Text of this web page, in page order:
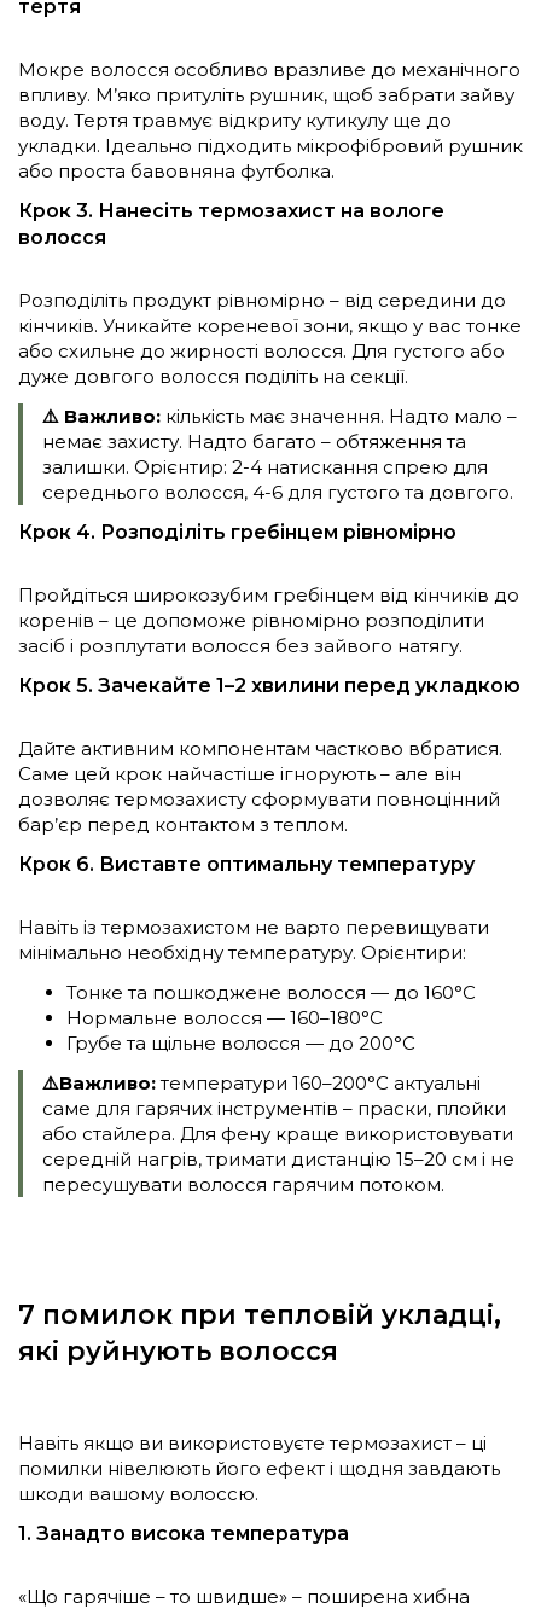
тертя
Мокре волосся особливо вразливе до механічного
впливу. М’яко притуліть рушник, щоб забрати зайву
воду. Тертя травмує відкриту кутикулу ще до
укладки. Ідеально підходить мікрофібровий рушник
або проста бавовняна футболка.
Крок 3. Нанесіть термозахист на вологе
волосся
Розподіліть продукт рівномірно – від середини до
кінчиків. Уникайте кореневої зони, якщо у вас тонке
або схильне до жирності волосся. Для густого або
дуже довгого волосся поділіть на секції.
⚠️ Важливо: кількість має значення. Надто мало –
немає захисту. Надто багато – обтяження та
залишки. Орієнтир: 2-4 натискання спрею для
середнього волосся, 4-6 для густого та довгого.
Крок 4. Розподіліть гребінцем рівномірно
Пройдіться широкозубим гребінцем від кінчиків до
коренів – це допоможе рівномірно розподілити
засіб і розплутати волосся без зайвого натягу.
Крок 5. Зачекайте 1–2 хвилини перед укладкою
Дайте активним компонентам частково вбратися.
Саме цей крок найчастіше ігнорують – але він
дозволяє термозахисту сформувати повноцінний
бар’єр перед контактом з теплом.
Крок 6. Виставте оптимальну температуру
Навіть із термозахистом не варто перевищувати
мінімально необхідну температуру. Орієнтири:
Тонке та пошкоджене волосся — до 160°С
Нормальне волосся — 160–180°С
Грубе та щільне волосся — до 200°С
⚠️Важливо:температури 160–200°C актуальні
саме для гарячих інструментів – праски, плойки
або стайлера. Для фену краще використовувати
середній нагрів, тримати дистанцію 15–20 см і не
пересушувати волосся гарячим потоком.
7 помилок при тепловій укладці,
які руйнують волосся
Навіть якщо ви використовуєте термозахист – ці
помилки нівелюють його ефект і щодня завдають
шкоди вашому волоссю.
1. Занадто висока температура
«Що гарячіше – то швидше» – поширена хибна